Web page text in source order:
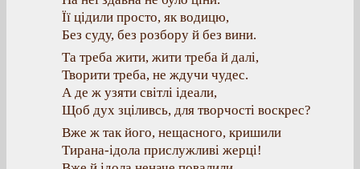
Її цідили просто, як водицю,
Без суду, без розбору й без вини.
Та треба жити, жити треба й далі,
Творити треба, не ждучи чудес.
А де ж узяти світлі ідеали,
Щоб дух зціливсь, для творчості воскрес?
Вже ж так його, нещасного, кришили
Тирана-ідола прислужливі жерці!